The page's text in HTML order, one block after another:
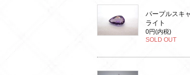
パープルスキ
ライト
0円(内税)
SOLD OUT